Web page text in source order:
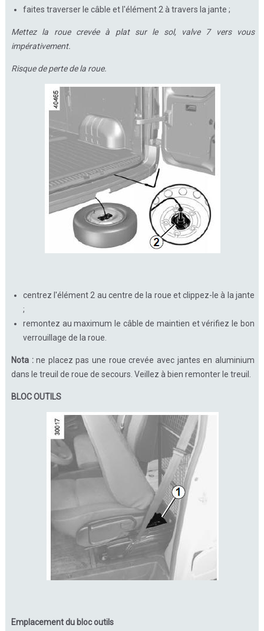
faites traverser le câble et l'élément 2 à travers la jante ;
Mettez la roue crevée à plat sur le sol, valve 7 vers vous
impérativement.
Risque de perte de la roue.
centrez l'élément 2 au centre de la roue et clippez-le à la jante
;
remontez au maximum le câble de maintien et vérifiez le bon
verrouillage de la roue.
Nota :ne placez pas une roue crevée avec jantes en aluminium
dans le treuil de roue de secours. Veillez à bien remonter le treuil.
BLOC OUTILS
Emplacement du bloc outils